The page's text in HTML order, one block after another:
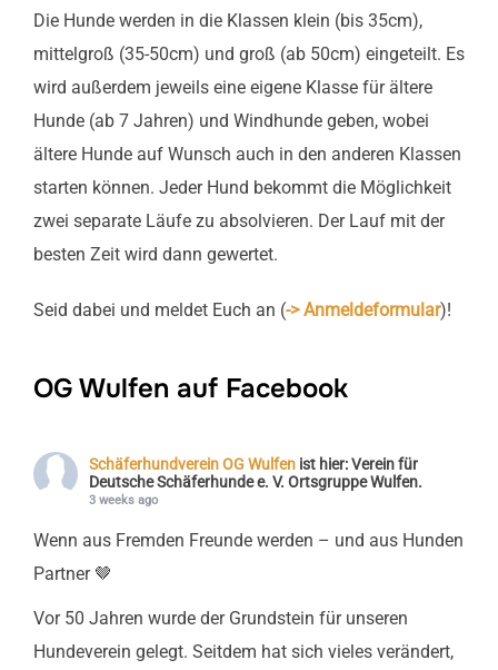
Die Hunde werden in die Klassen klein (bis 35cm),
mittelgroß (35-50cm) und groß (ab 50cm) eingeteilt. Es
wird außerdem jeweils eine eigene Klasse für ältere
Hunde (ab 7 Jahren) und Windhunde geben, wobei
ältere Hunde auf Wunsch auch in den anderen Klassen
starten können. Jeder Hund bekommt die Möglichkeit
zwei separate Läufe zu absolvieren. Der Lauf mit der
besten Zeit wird dann gewertet.
Seid dabei und meldet Euch an (-> Anmeldeformular)!
OG Wulfen auf Facebook
Schäferhundverein OG Wulfen ist hier: Verein für
Deutsche Schäferhunde e. V. Ortsgruppe Wulfen.
3 weeks ago
Wenn aus Fremden Freunde werden – und aus Hunden
Partner 🤎
Vor 50 Jahren wurde der Grundstein für unseren
Hundeverein gelegt. Seitdem hat sich vieles verändert,